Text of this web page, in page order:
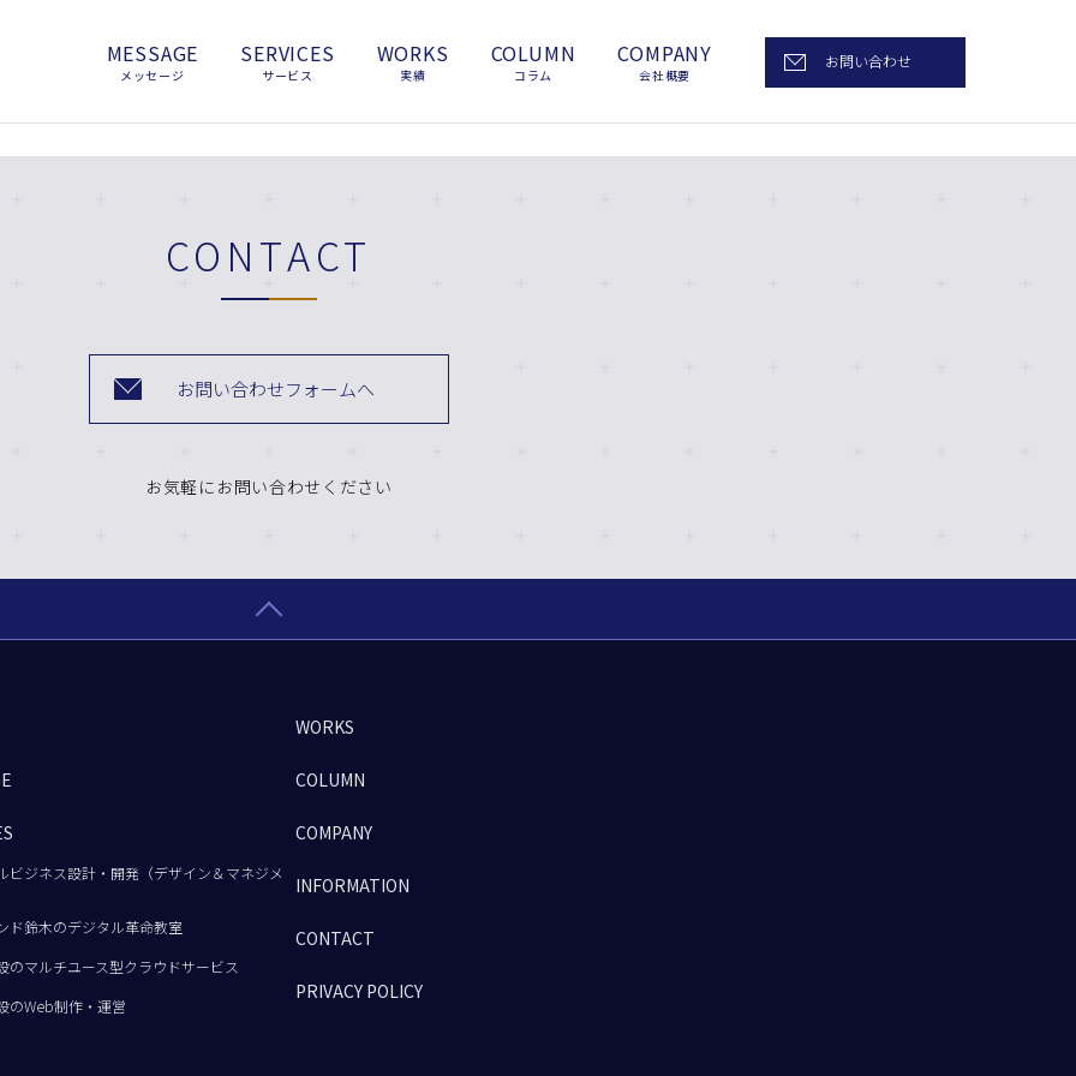
MESSAGE
メッセージ
SERVICES
サービス
WORKS
実績
COLUMN
コラム
COMPANY
会社概要
お問い合わせ
CONTACT
お問い合わせフォームへ
お気軽にお問い合わせください
ビジネス設計・開発（デザイン＆マネジメ
ド鈴木のデジタル革命教室
のマルチユース型クラウドサービス
のWeb制作・運営
WORKS
COLUMN
COMPANY
INFORMATION
CONTACT
PRIVACY POLICY